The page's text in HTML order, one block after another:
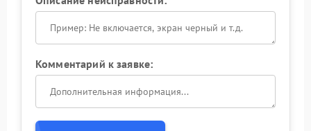
Комментарий к заявке: